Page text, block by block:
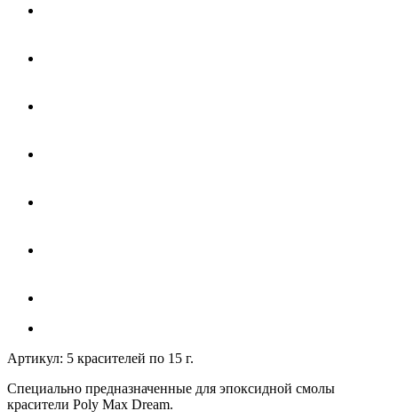
Артикул: 5 красителей по 15 г.
Специально предназначенные для эпоксидной смолы
красители Poly Max Dream.